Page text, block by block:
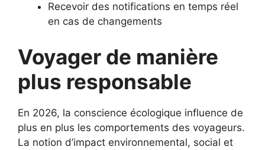
Recevoir des notifications en temps réel
en cas de changements
Voyager de manière
plus responsable
En 2026, la conscience écologique influence de
plus en plus les comportements des voyageurs.
La notion d’impact environnemental, social et